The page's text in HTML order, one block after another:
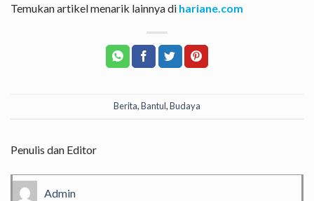
Temukan artikel menarik lainnya di hariane.com
Berita,Bantul,Budaya
Penulis dan Editor
Admin